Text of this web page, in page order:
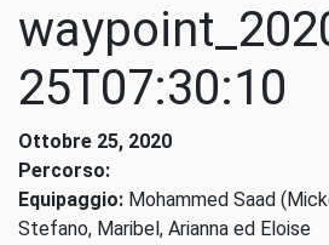
25T07:30:10
Ottobre 25, 2020
Percorso:
Equipaggio: Mohammed Saad
Stefano, Maribel, Arianna ed Eloise